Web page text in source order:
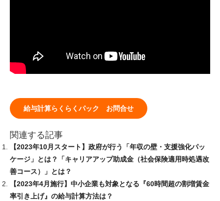
給与計算らくらくパック お問合せ
関連する記事
【2023年10月スタート】政府が行う「年収の壁・支援強化パッ
ケージ」とは？「キャリアアップ助成金（社会保険適用時処遇改
善コース）」とは？
【2023年4月施行】中小企業も対象となる『60時間超の割増賃金
率引き上げ』の給与計算方法は？